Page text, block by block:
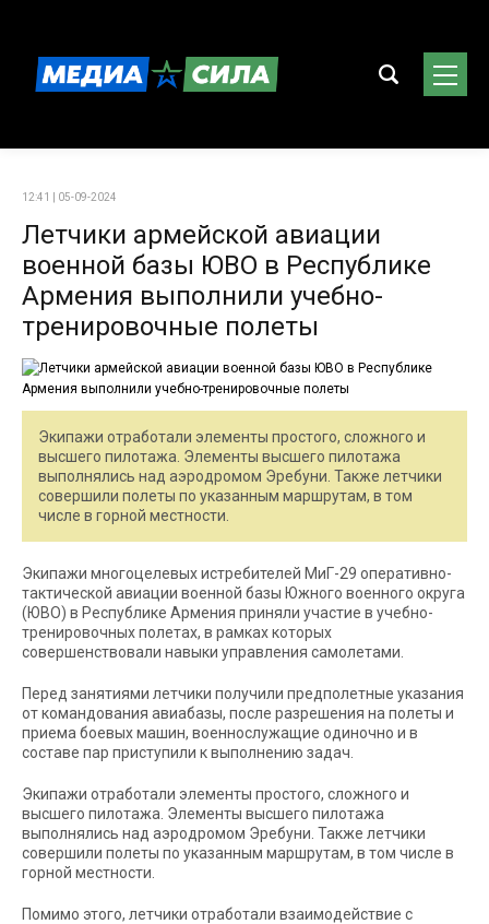
12:41 | 05-09-2024
Летчики армейской авиации
военной базы ЮВО в Республике
Армения выполнили учебно-
тренировочные полеты
Экипажи отработали элементы простого, сложного и
высшего пилотажа. Элементы высшего пилотажа
выполнялись над аэродромом Эребуни. Также летчики
совершили полеты по указанным маршрутам, в том
числе в горной местности.
Экипажи многоцелевых истребителей МиГ-29 оперативно-
тактической авиации военной базы Южного военного округа
(ЮВО) в Республике Армения приняли участие в учебно-
тренировочных полетах, в рамках которых
совершенствовали навыки управления самолетами.
Перед занятиями летчики получили предполетные указания
от командования авиабазы, после разрешения на полеты и
приема боевых машин, военнослужащие одиночно и в
составе пар приступили к выполнению задач.
Экипажи отработали элементы простого, сложного и
высшего пилотажа. Элементы высшего пилотажа
выполнялись над аэродромом Эребуни. Также летчики
совершили полеты по указанным маршрутам, в том числе в
горной местности.
Помимо этого, летчики отработали взаимодействие с